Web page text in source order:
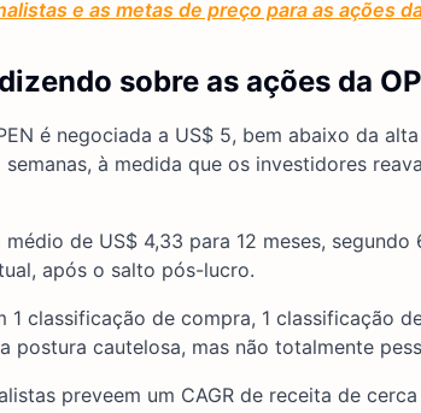
e as metas de preço para as ações
sobre as ações da
é negociada a US$ 5, bem abaixo da
à medida que os investidores
de US$ 4,33 para 12 meses,
após o salto pós-lucro.
1 classificação de compra, 1 classificação
postura cautelosa, mas não totalmente
preveem um CAGR de receita de